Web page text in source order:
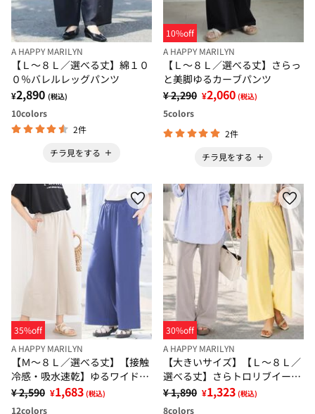
A HAPPY MARILYN
【Ｌ～８Ｌ／選べる丈】綿１０
０％バレルレッグパンツ
¥2,890 (税込)
10colors
2件
チラ見をする
10%off
A HAPPY MARILYN
【Ｌ～８Ｌ／選べる丈】さらっ
と美脚ゆるカーブパンツ
¥ 2,290 ¥2,060 (税込)
5colors
2件
チラ見をする
35%off
A HAPPY MARILYN
【Ｍ～８Ｌ／選べる丈】【接触
冷感・吸水速乾】ゆるワイドパ
ンツ
¥ 2,590 ¥1,683 (税込)
12colors
30%off
A HAPPY MARILYN
【大きいサイズ】【Ｌ～８Ｌ／
選べる丈】さらトロリブイージ
ーパンツ
¥ 1,890 ¥1,323 (税込)
8colors